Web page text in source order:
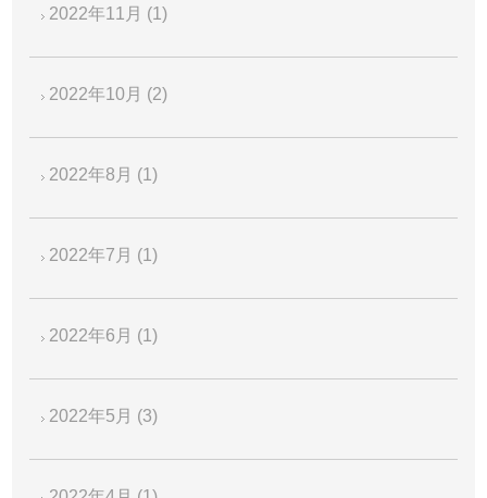
2022年11月 (1)
2022年10月 (2)
2022年8月 (1)
2022年7月 (1)
2022年6月 (1)
2022年5月 (3)